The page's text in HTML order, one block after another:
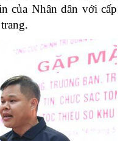
của Nhân dân với cấp